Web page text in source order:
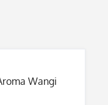
Wangi